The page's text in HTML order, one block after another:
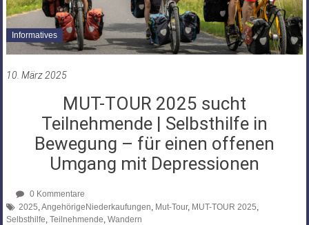
Informatives
10. März 2025
MUT-TOUR 2025 sucht
Teilnehmende | Selbsthilfe in
Bewegung – für einen offenen
Umgang mit Depressionen
0 Kommentare
2025,AngehörigeNiederkaufungen, Mut-Tour, MUT-TOUR 2025,
Selbsthilfe, Teilnehmende, Wandern